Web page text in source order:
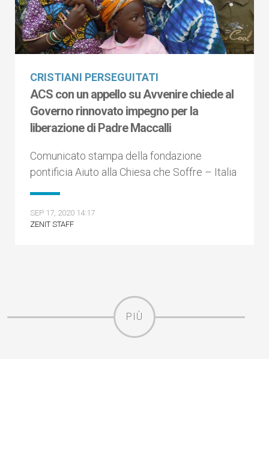
CRISTIANI PERSEGUITATI
ACS con un appello su Avvenire chiede al
Governo rinnovato impegno per la
liberazione di Padre Maccalli
Comunicato stampa della fondazione
pontificia Aiuto alla Chiesa che Soffre – Italia
SEP 17, 2020 14:17
ZENIT STAFF
PIÙ